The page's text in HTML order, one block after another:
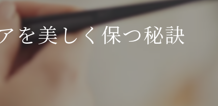
を美しく保つ秘訣